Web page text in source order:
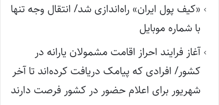
«کیف پول ایران» راه‌اندازی شد/ انتقال وجه تنها
با شماره موبایل
آغاز فرایند احراز اقامت مشمولان یارانه در
کشور/ افرادی که پیامک دریافت کرده‌اند تا آخر
شهریور برای اعلام حضور در کشور فرصت دارند